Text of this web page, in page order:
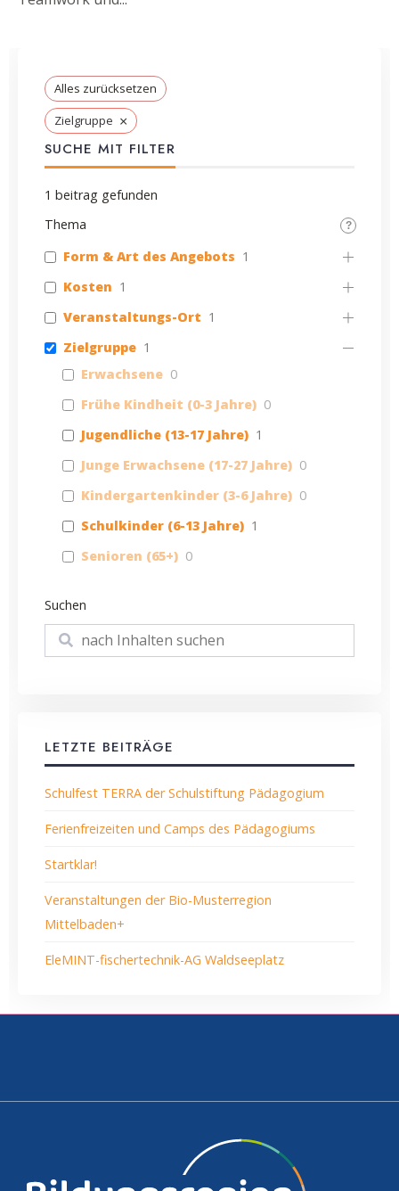
Alles zurücksetzen
Zielgruppe ×
SUCHE MIT FILTER
1 beitrag gefunden
Thema
Form & Art des Angebots 1
Kosten 1
Veranstaltungs-Ort 1
Zielgruppe 1
Erwachsene 0
Frühe Kindheit (0-3 Jahre) 0
Jugendliche (13-17 Jahre) 1
Junge Erwachsene (17-27 Jahre) 0
Kindergartenkinder (3-6 Jahre) 0
Schulkinder (6-13 Jahre) 1
Senioren (65+) 0
Suchen
Suchen
LETZTE BEITRÄGE
Schulfest TERRA der Schulstiftung Pädagogium
Ferienfreizeiten und Camps des Pädagogiums
Startklar!
Veranstaltungen der Bio-Musterregion
Mittelbaden+
EleMINT-fischertechnik-AG Waldseeplatz